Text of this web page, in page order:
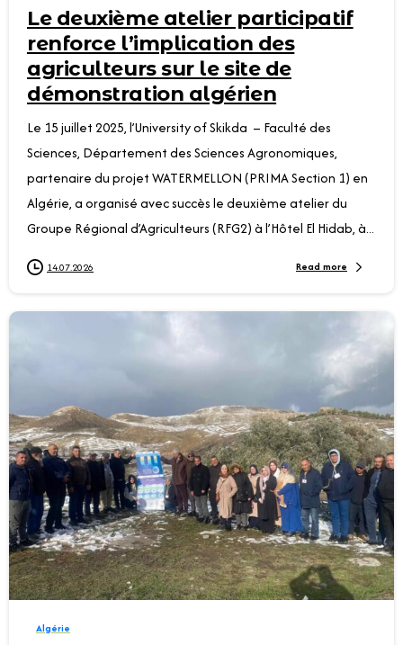
Le deuxième atelier participatif
renforce l’implication des
agriculteurs sur le site de
démonstration algérien
Le 15 juillet 2025, l’University of Skikda – Faculté des
Sciences, Département des Sciences Agronomiques,
partenaire du projet WATERMELLON (PRIMA Section 1) en
Algérie, a organisé avec succès le deuxième atelier du
Groupe Régional d’Agriculteurs (RFG2) à l’Hôtel El Hidab, à...
14.07.2026 Read more
0
Algérie